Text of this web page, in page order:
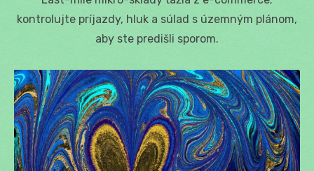
kontrolujte príjazdy, hluk a súlad s územným plánom,
aby ste predišli sporom.